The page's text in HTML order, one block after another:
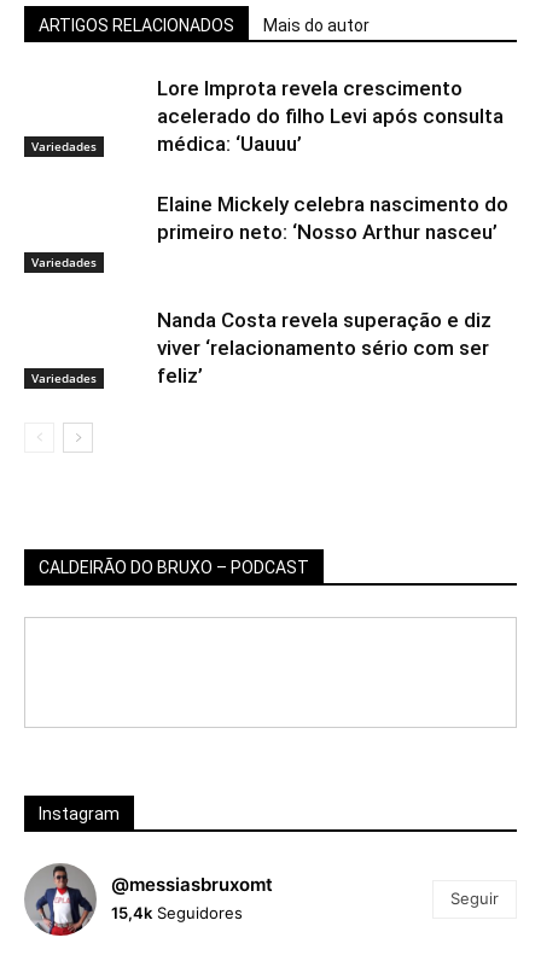
ARTIGOS RELACIONADOS Mais do autor
Variedades
Lore Improta revela crescimento
acelerado do filho Levi após consulta
médica: ‘Uauuu’
Variedades
Elaine Mickely celebra nascimento do
primeiro neto: ‘Nosso Arthur nasceu’
Variedades
Nanda Costa revela superação e diz
viver ‘relacionamento sério com ser
feliz’
CALDEIRÃO DO BRUXO – PODCAST
Instagram
@messiasbruxomt
15,4k Seguidores
Seguir